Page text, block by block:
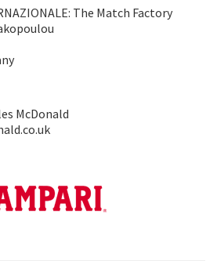
The Match Factory
McDonald